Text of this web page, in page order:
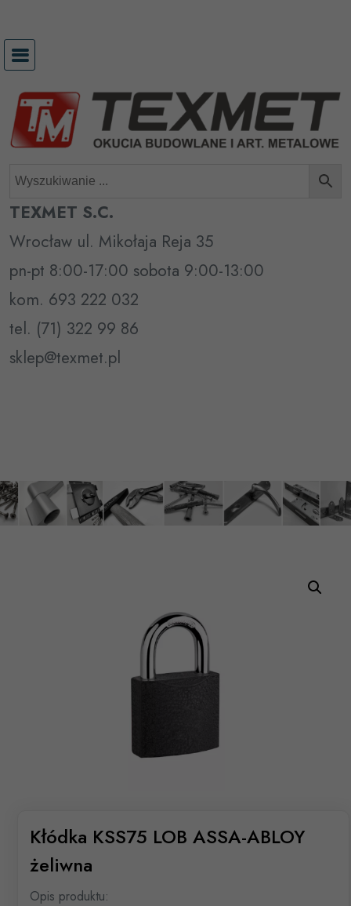
treści
TEXMET S.C.
Wrocław ul. Mikołaja Reja 35
pn-pt 8:00-17:00 sobota 9:00-13:00
kom. 693 222 032
tel. (71) 322 99 86
sklep@texmet.pl
Kłódka KSS75 LOB ASSA-ABLOY
żeliwna
Opis produktu: